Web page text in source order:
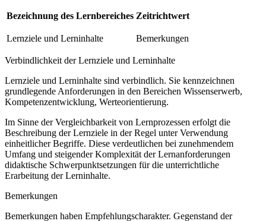
Bezeichnung des Lernbereiches Zeitrichtwert
Lernziele und Lerninhalte Bemerkungen
Verbindlichkeit der Lernziele und Lerninhalte
Lernziele und Lerninhalte sind verbindlich. Sie kennzeichnen
grundlegende Anforderungen in den Bereichen Wissenserwerb,
Kompetenzentwicklung, Werteorientierung.
Im Sinne der Vergleichbarkeit von Lernprozessen erfolgt die
Beschreibung der Lernziele in der Regel unter Verwendung
einheitlicher Begriffe. Diese verdeutlichen bei zunehmendem
Umfang und steigender Komplexität der Lernanforderungen
didaktische Schwerpunktsetzungen für die unterrichtliche
Erarbeitung der Lerninhalte.
Bemerkungen
Bemerkungen haben Empfehlungscharakter. Gegenstand der